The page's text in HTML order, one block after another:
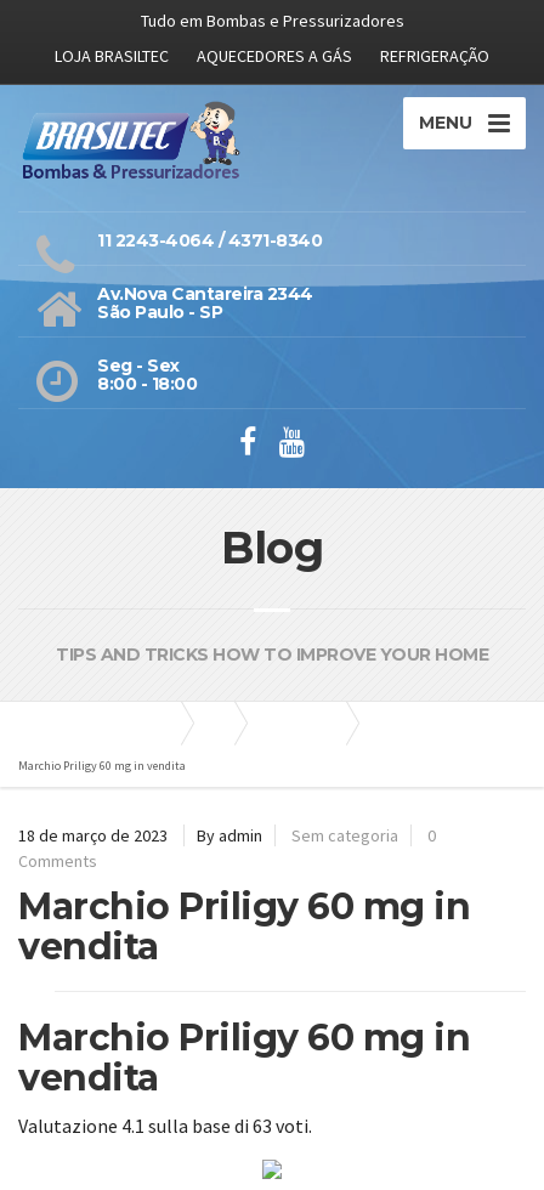
Tudo em Bombas e Pressurizadores
LOJA BRASILTEC
AQUECEDORES A GÁS REFRIGERAÇÃO
MENU
11 2243-4064 / 4371-8340
Av.Nova Cantareira 2344
São Paulo - SP
Seg - Sex
8:00 - 18:00
Blog
TIPS AND TRICKS HOW TO IMPROVE YOUR HOME
Marchio Priligy 60 mg in vendita
18 de março de 2023 By admin Sem categoria
0
Comments
Marchio Priligy 60 mg in
vendita
Marchio Priligy 60 mg in
vendita
Valutazione 4.1 sulla base di 63 voti.